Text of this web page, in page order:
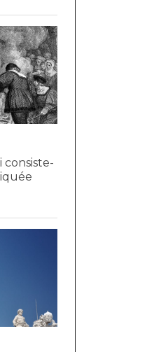
consiste-